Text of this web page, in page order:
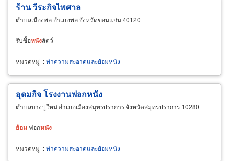
ร้าน วีระกิจไพศาล
ตำบลเมืองพล อำเภอพล จังหวัดขอนแก่น 40120
รับซื้อหนังสัตว์
หมวดหมู่ :ทำความสะอาดและย้อมหนัง
อุดมกิจ โรงงานฟอกหนัง
ตำบลบางปูใหม่ อำเภอเมืองสมุทรปราการ จังหวัดสมุทรปราการ 10280
ย้อมฟอกหนัง
หมวดหมู่ :ทำความสะอาดและย้อมหนัง